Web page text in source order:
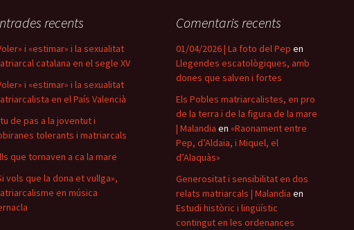
recents
i «estimar» i la sexualitat
catalana en el segle XV
i «estimar» i la sexualitat
en el País Valencià
de pas a la joventut i
tolerants i matriarcals
que tornaven a ca la mare
vols que la dona et vullga»,
en música
Comentaris recents
01/04/2026 | La foto del Pep en
Llegendes escatològiques, amb
dones que salven i fortes
Els Pobles matriarcalistes, en pro
de la terra i de la figura de la mare
| Malandia en «Raonament entre
Pep, d’Aldaia, i Miquel, el
d’Alaquàs»
Generositat i sensibilitat en dos
relats matriarcals | Malandia en
Estudi històric i lingüístic
contingut en les ordenances